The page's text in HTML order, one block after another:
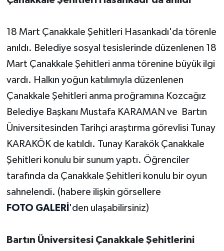
18 Mart Çanakkale Şehitleri Hasankadı'da törenle
anıldı. Belediye sosyal tesislerinde düzenlenen 18
Mart Çanakkale Şehitleri anma törenine büyük ilgi
vardı. Halkın yoğun katılımıyla düzenlenen
Çanakkale Şehitleri anma proğramına Kozcağız
Belediye Başkanı Mustafa KARAMAN ve Bartın
Üniversitesinden Tarihçi araştırma görevlisi Tunay
KARAKÖK de katıldı. Tunay Karakök Çanakkale
Şehitleri konulu bir sunum yaptı. Öğrenciler
tarafında da Çanakkale Şehitleri konulu bir oyun
sahnelendi. (habere ilişkin görsellere
FOTO GALERİ 'den ulaşabilirsiniz)
Bartın Üniversitesi Çanakkale Şehitlerini